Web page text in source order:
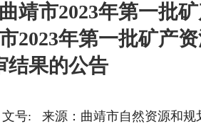
靖市2023年第一批
2023年第一批矿产
结果的公告
号: 来源：曲靖市自然资源和